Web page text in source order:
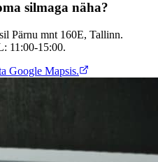
silmaga näha?
Pärnu mnt 160E, Tallinn.
11:00-15:00.
Google Mapsis.